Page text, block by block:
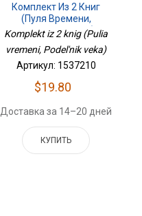
Комплект Из 2 Книг
(Пуля Времени,
Подельник Века)
Komplekt iz 2 knig (Pulia
vremeni, Podel'nik veka)
Артикул: 1537210
$19.80
Доставка за 14–20 дней
КУПИТЬ